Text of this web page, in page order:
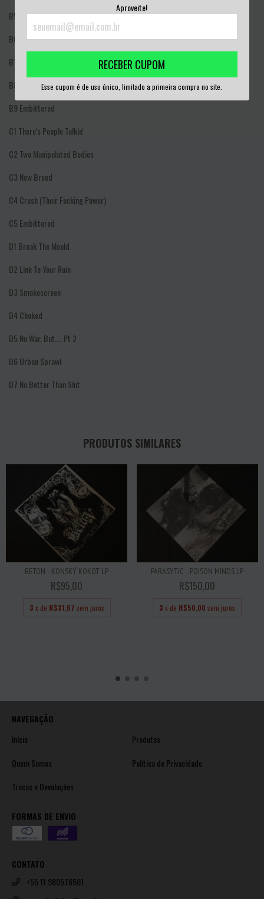
Aproveite!
RECEBER CUPOM
Esse cupom é de uso único, limitado a primeira compra no site.
B5
Stance
B6
For Your Children
B7
B8
Depression
B9 Embittered
C1 There's People Talkin'
C2 Two Manipulated Bodies
C3 New Breed
C4 Crush (Their Fucking Power)
C5 Embittered
D1 Break The Mould
D2 Link To Your Ruin
D3 Smokescreen
D4 Choked
D5 No War, But.... Pt 2
D6 Urban Sprawl
D7 No Better Than Shit
PRODUTOS SIMILARES
BETON - KONSKÝ KOKOT LP
R$95,00
3 x de R$31,67 sem juros
PARASYTIC - POISON MINDS LP
R$150,00
3 x de R$50,00 sem juros
NAVEGAÇÃO
Início
Produtos
Quem Somos
Política de Privacidade
Trocas e Devoluções
FORMAS DE ENVIO
CONTATO
+55 11 980576501